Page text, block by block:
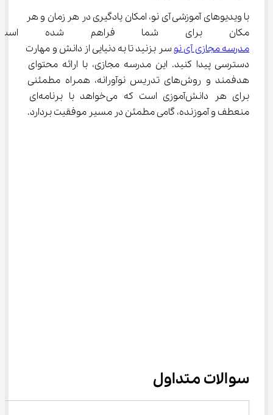
با ویدیوهای آموزشی آی نو، امکان یادگیری در هر زمان و هر
مکان برای شما فراهم شده
مدرسه مجازی آی نو سر بزنید تا به دنیایی از دانش و مهارت
دسترسی پیدا کنید. این مدرسه مجازی، با ارائه محتوای
هدفمند و روش‌های تدریس نوآورانه، همراه مطمئنی
برای هر دانش‌آموزی است که می‌خواهد با برنامه‌ای
منعطف و آموزنده، گامی مطمئن در مسیر موفقیت بردارد.
سوالات متداول